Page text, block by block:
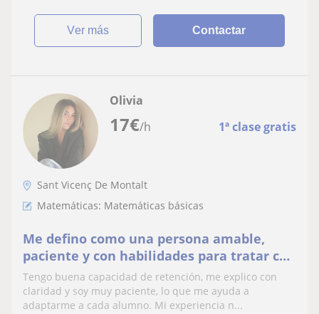
ver más Contactar
17€/h 1ª clase gratis
Olivia
Sant Vicenç De Montalt
Matemáticas: Matemáticas básicas
Me defino como una persona amable,
paciente y con habilidades para tratar con
niños. rango ideal de edad 7 - 14 años
Tengo buena capacidad de retención, me explico con
claridad y soy muy paciente, lo que me ayuda a
adaptarme a cada alumno. Mi experiencia n...